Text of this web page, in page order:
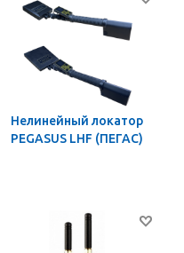
Нелинейный локатор
PEGASUS LHF (ПЕГАС)